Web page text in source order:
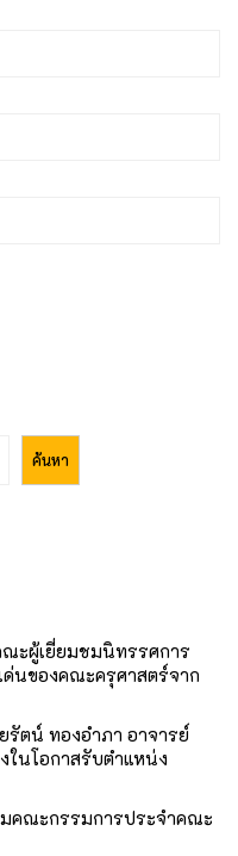
ค้นหา
ะผู้เยี่ยมชมนิทรรศการ
ด่นของคณะครุศาสตร์จาก
ตน์ ทองอำภา อาจารย์
ในโอกาสรับตำแหน่ง
คณะกรรมการประจำคณะ